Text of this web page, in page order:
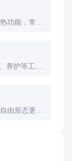
功能，常见
养护等工
由形态更具